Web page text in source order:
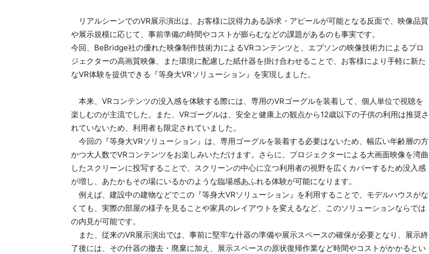
リアルシーンでのVR展示演出は、お客様に説得力ある訴求・アピールが可能となる反面で、映像品質
や展示規模に応じて、事前準備の時間やコストが膨らむなどの課題があるのも事実です。
今回、BeBridge社の優れた映像制作技術力によるVRコンテンツと、エプソンの映像技術力によるプロ
ジェクターの高画質映像、また環境に配慮した紙什器を掛け合わせることで、お客様により手軽に新た
なVR体験を提供できる『等身大VRソリューション』を実現しました。
本来、VRコンテンツの没入感を体験する際には、専用のVRゴーグルを装着して、個人単位で視聴を
楽しむのが主流でした。また、VRゴーグルは、安全と健康上の観点から12歳以下の子供の利用は推奨さ
れていないため、利用者も限定されていました。
今回の『等身大VRソリューション』は、専用ゴーグルを装着する必要はないため、幅広い年齢層の方
かつ大人数でVRコンテンツをお楽しみいただけます。さらに、プロジェクターによる大画面映像を湾曲
したスクリーンに投写することで、スクリーンの中心に立つ利用者の視野を広くカバーするため没入感
が増し、あたかもその場にいるかのような臨場感あふれる体験が可能になります。
例えば、建設中の建物などでこの『等身大VRソリューション』を利用することで、モデルハウスがな
くても、実際の部屋の様子を見ることや家具のレイアウトを変えるなど、このソリューションならでは
の内見が可能です。
また、従来のVR展示演出では、事前に堅牢な什器の準備や展示スペースの確保が必要となり、展示終
了後には、その什器の撤去・廃棄に加え、展示スペースの原状復帰作業など時間やコストがかかるとい